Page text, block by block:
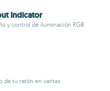
Indicator
y control de iluminación RGB
de tu ratón en varitas